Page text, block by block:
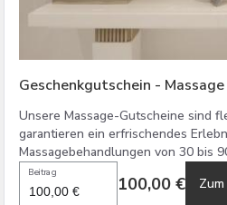
Geschenkgutschein - Massage
Unsere Massage-Gutscheine sind
garantieren ein erfrischendes
Massagebehandlungen von 30 bis
Beitrag
100,00 €